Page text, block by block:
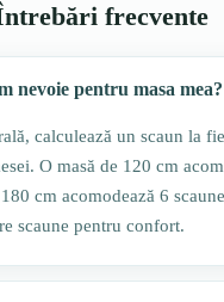
frecvente
nevoie pentru masa mea?
calculează un scaun la
O masă de 120 cm
cm acomodează 6
scaune pentru confort.